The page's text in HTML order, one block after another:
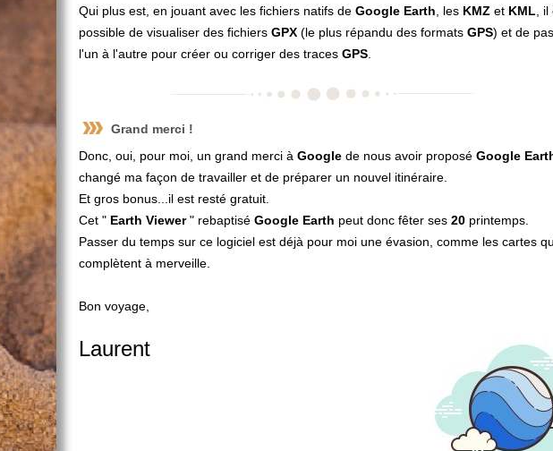
Qui plus est, en jouant avec les fichiers natifs de Google Earth , les KMZ et KML ,
possible de visualiser des fichiers GPX (le plus répandu des formats GPS) et de
l'un à l'autre pour créer ou corriger des traces GPS
Grand merci !
Donc, oui, pour moi, un grand merci à Google de nous avoir proposé Google
changé ma façon de travailler et de préparer un nouvel itinéraire.
Et gros bonus...il est resté gratuit.
Cet " Earth Viewer" rebaptisé Google Earth peut donc fêter ses 20 printemps.
Passer du temps sur ce logiciel est déjà pour moi une évasion, comme les cartes
complètent à merveille.
Bon voyage,
Laurent